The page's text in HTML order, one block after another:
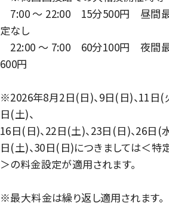
7:00 ～ 22:00 15分500円 昼間
定なし
22:00 ～ 7:00 60分100円 夜間
600円
※2026年8月2日(日)、9日(日)、11日(
日(土)、
16日(日)、22日(土)、23日(日)、26日(
日(土)、30日(日)につきましては＜特
＞の料金設定が適用されます。
※最大料金は繰り返し適用されます。